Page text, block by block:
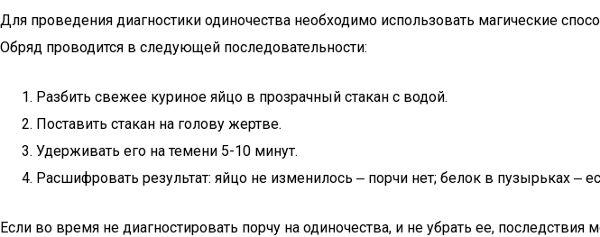
Для проведения диагностики одиночества необходимо использовать магические
Обряд проводится в следующей последовательности:
Разбить свежее куриное яйцо в прозрачный стакан с водой.
Поставить стакан на голову жертве.
Удерживать его на темени 5-10 минут.
Расшифровать результат: яйцо не изменилось ‒ порчи нет; белок в пузырьках ‒
Если во время не диагностировать порчу на одиночества, и не убрать ее,